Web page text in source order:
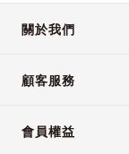
關於我們
顧客服務
會員權益